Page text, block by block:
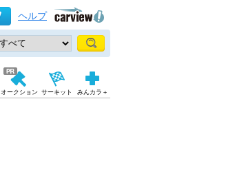
ヘルプ
オークション サーキット みんカラ＋